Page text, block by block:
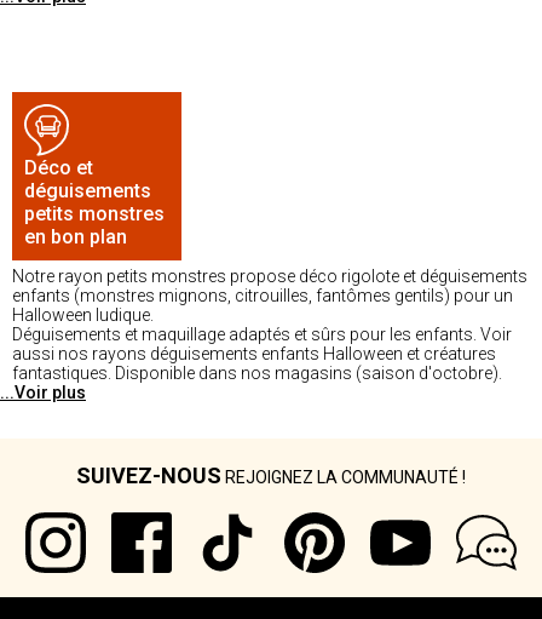
Déco et
déguisements
petits monstres
en bon plan
Notre rayon petits monstres propose déco rigolote et déguisements
enfants (monstres mignons, citrouilles, fantômes gentils) pour un
Halloween ludique.
Déguisements et maquillage adaptés et sûrs pour les enfants. Voir
aussi nos rayons déguisements enfants Halloween et créatures
fantastiques. Disponible dans nos magasins (saison d'octobre).
...Voir plus
SUIVEZ-NOUS REJOIGNEZ LA COMMUNAUTÉ !